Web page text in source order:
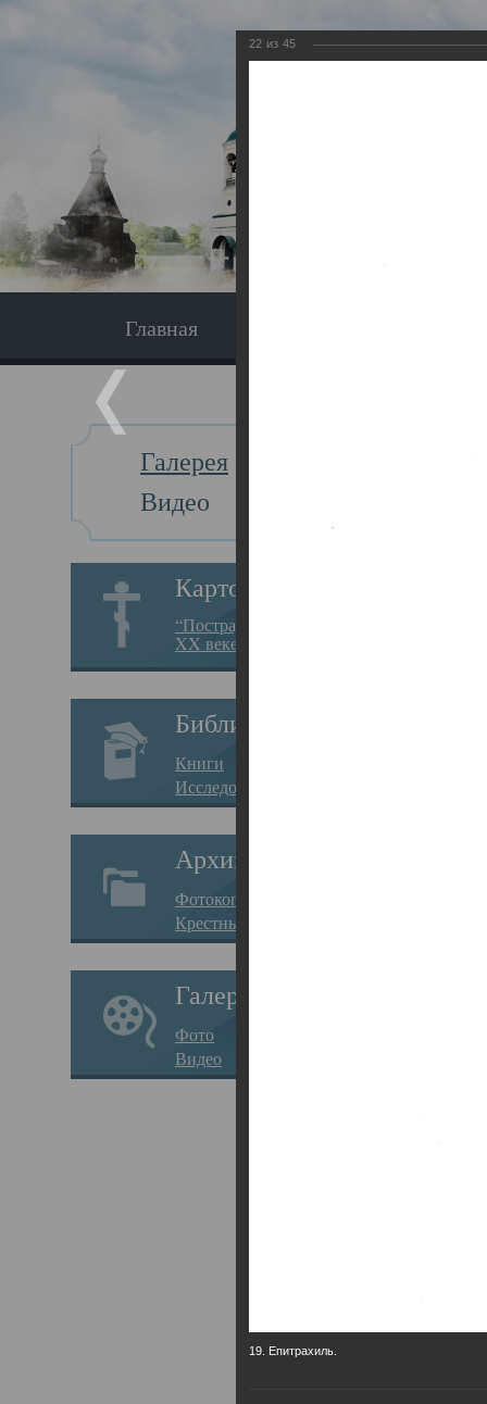
Главная
Галерея
Видео
Картотека
“Пострадавшие за веру в
XX веке на Севере”
Библиотека
Книги
Исследования
Архив
Фотокопии дел
Крестные ходы
Галерея
Фото
Видео
22 из 45
19. Епитрахиль.